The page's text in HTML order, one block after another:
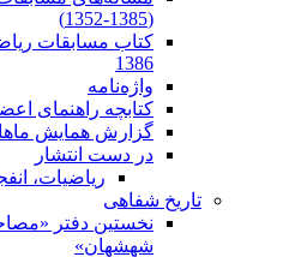
(1385-1352)
1386
واژه‌نامه
کتابچه راهنمای اعضا
گزارش همایش
در دست انتشار
ریاضیات،
تاریخ شفاهی
نخستین دفتر
شهشهان»